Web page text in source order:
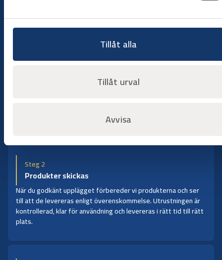
Tillåt alla
Tillåt urval
Avvisa
Beställningsförfrågan
beställningsförfrågan. Ange vilka produkter som behövs,
tidsperiod och leveransplats så tar vi snabbt fram ett tydligt
behov och hittar rätt verktyg för dig.
Steg 2
Produkter skickas
När du godkänt upplägget förbereder vi produkterna och ser
till att de levereras enligt överenskommelse. Utrustningen är
kontrollerad, klar för användning och levereras i rätt tid till rätt
plats.